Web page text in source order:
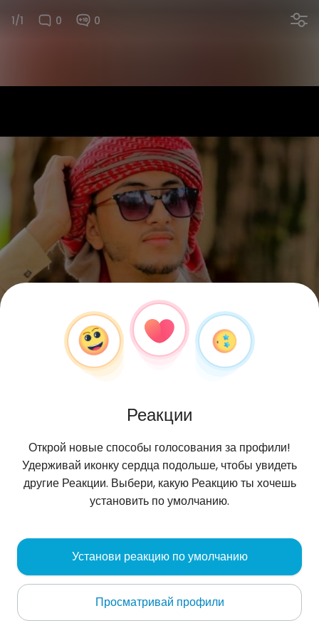
1/1 0 0
AliAli17 , 26
Ibb
Oбо мне
Реакции
Открой новые способы голосования за профили!
Удерживай иконку сердца подольше, чтобы увидеть
другие Реакции. Выбери, какую Реакцию ты хочешь
установить по умолчанию.
Установи реакцию по умолчанию
Просматривай профили